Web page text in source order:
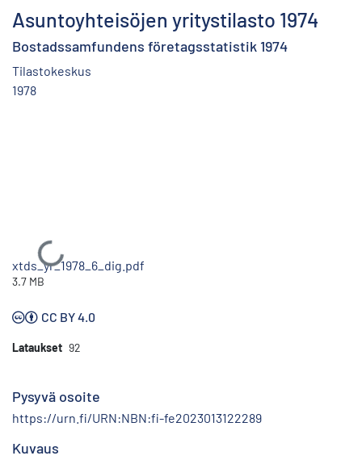
Asuntoyhteisöjen yritystilasto 1974
Bostadssamfundens företagsstatistik 1974
Tilastokeskus
1978
Ladataan...
xtds_yr_1978_6_dig.pdf
3.7 MB
CC BY 4.0
Lataukset 92
Pysyvä osoite
https://urn.fi/URN:NBN:fi-fe2023013122289
Kuvaus